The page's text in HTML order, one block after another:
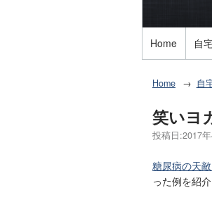
Home 自
Home 自
笑いヨ
投稿日:2017
糖尿病の天
った例を紹介